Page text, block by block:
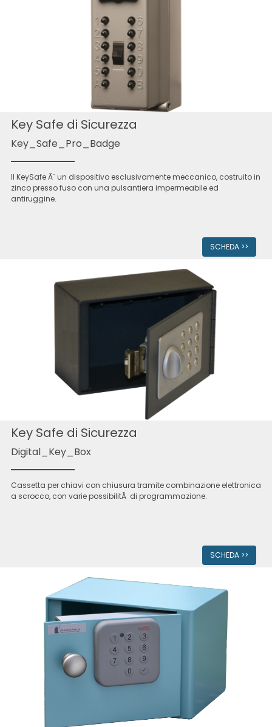
Key Safe di Sicurezza
Key_Safe_Pro_Badge
Il KeySafe Ã¨ un dispositivo esclusivamente meccanico, costruito in
zinco presso fuso con una pulsantiera impermeabile ed
antiruggine.
SCHEDA >>
Key Safe di Sicurezza
Digital_Key_Box
Cassetta per chiavi con chiusura tramite combinazione elettronica
a scrocco, con varie possibilitÃ di programmazione.
SCHEDA >>